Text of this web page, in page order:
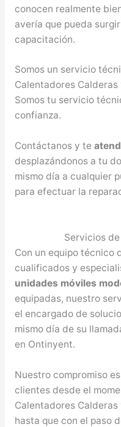
conocen realmente
avería que pueda
capacitación.
Somos un servicio
Calentadores
Somos tu servicio
confianza.
Contáctanos y te
desplazándonos a tu
mismo día a cualquier
para efectuar la
Servicios
Con un equipo técnico
cualificados y
unidades móviles
equipadas, nuestro
el encargado de
mismo día de su
en Ontinyent.
Nuestro compromiso
clientes desde el
Calentadores
hasta que con el paso